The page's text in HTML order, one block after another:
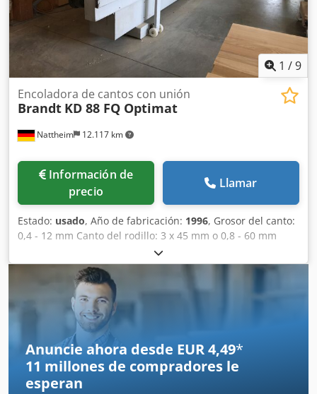
1 /9
Nattheim 12.117 km
Encoladora de cantos con unión
Brandt KD 88 FQ Optimat
Información de
precio
Llamar
Estado: usado, Año de fabricación: 1996, Grosor del canto:
0,4 - 12 mm Canto del rodillo: 3 x 45 mm o 0,8 - 60 mm
Ancho mín. de la pieza de trabajo: 65 mm Longitud mín. de
la pieza de trabajo: 160 mm Grosor de la pieza de trabajo:
10 - 55 mm Avance: 13 m/min Prefresado (unión) Depósito
de cola Quickmelt Encolado de piezas Recorte Fresado a
ras Fresado de chaflanes Fresado de radios Copiado de
esquinas Rascador plano Unidad de pulido Dimensiones
de la máquina: 7450 x 1220 x 2400 mm Peso: 3000 kg
Dodpfsvvkd Tox Akbekr Ubicación de almacenamiento:
Nattheim
Anuncie ahora desde EUR 4,49*
11 millones de compradores le
esperan